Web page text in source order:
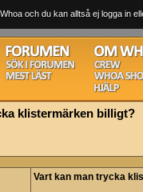
och du kan alltså ej logga in
klistermärken billigt?
Vart kan man trycka